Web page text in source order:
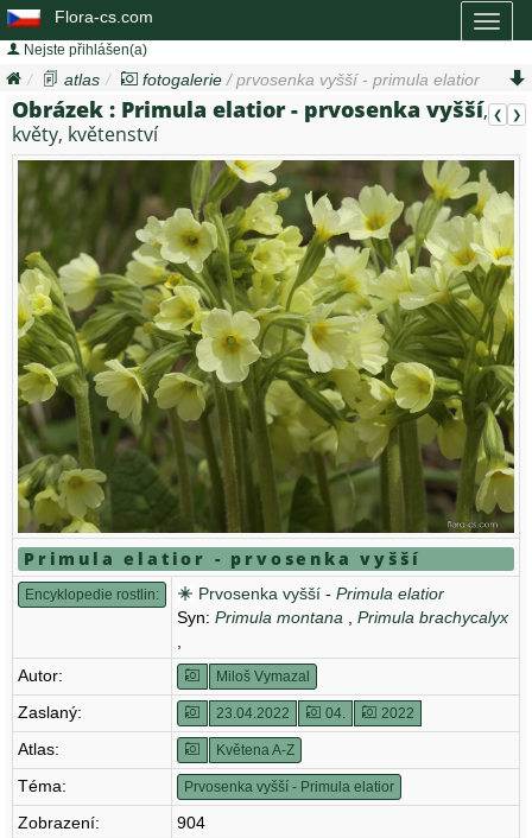
Flora-cs.com
Nejste přihlášen(a)
atlas fotogalerie / prvosenka vyšší - primula elatior
❮ ❯
Obrázek : Primula elatior - prvosenka vyšší,
květy, květenství
Primula elatior - prvosenka vyšší
Encyklopedie rostlin: Prvosenka vyšší - Primula elatior
Syn: Primula montana
Primula brachycalyx
Autor:
Miloš Vymazal
Zaslaný: 23.04.2022 04. 2022
Atlas: Květena A-Z
Téma: Prvosenka vyšší - Primula elatior
Zobrazení:
904